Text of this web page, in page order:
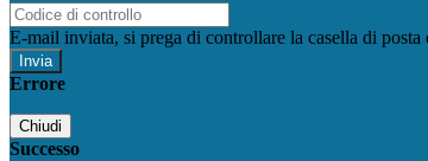
E-mail inviata, si prega di controllare la casella di posta
Errore
Chiudi
Successo